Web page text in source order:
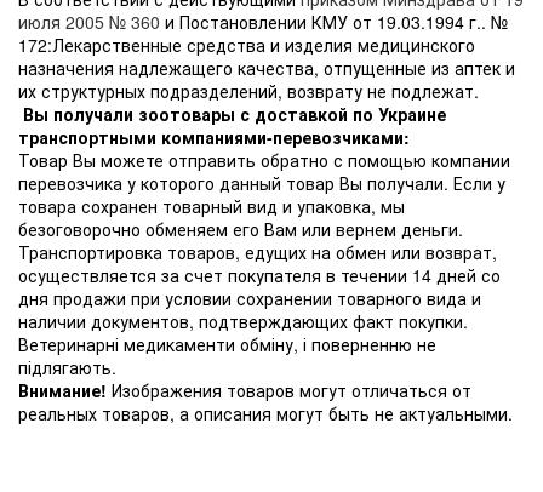
июля 2005 № 360 и Постановлении КМУ от 19.03.1994 г.. №
172:Лекарственные средства и изделия медицинского
назначения надлежащего качества, отпущенные из аптек и
их структурных подразделений, возврату не подлежат.
Вы получали зоотовары с доставкой по Украине
транспортными компаниями-перевозчиками:
Товар Вы можете отправить обратно с помощью компании
перевозчика у которого данный товар Вы получали. Если у
товара сохранен товарный вид и упаковка, мы
безоговорочно обменяем его Вам или вернем деньги.
Транспортировка товаров, едущих на обмен или возврат,
осуществляется за счет покупателя в течении 14 дней со
дня продажи при условии сохранении товарного вида и
наличии документов, подтверждающих факт покупки.
Ветеринарні медикаменти обміну, і поверненню не
підлягають.
Внимание! Изображения товаров могут отличаться от
реальных товаров, а описания могут быть не актуальными.